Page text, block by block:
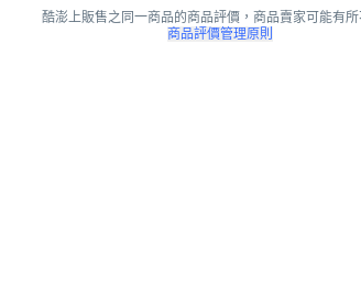
酷澎上販售之同一商品的商品評價，商品賣家可能有所
商品評價管理原則